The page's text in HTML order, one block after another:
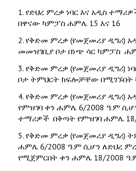
1. የድህረ ምረቃ ነባር እና አዲስ
በዋናው ካምፓስ ሐምሌ 15 እና 16
2. የቅድመ ምረቃ (የመጀመሪያ ዲግሪ)
መመዝገቢያ ቦታ በነጭ ሳር ካምፓስ
3. የቅድመ ምረቃ (የመጀመሪያ ዲግሪ)
ቦታ ትምህርት ክፍሎቻቸው በሚገኙበት
4. የቅድመ ምረቃ (የመጀመሪያ ዲግሪ)
የምዝገባ ቀን ሐምሌ 6/2008 ዓ.ም
ተማሪዎች በቅጣት የምዝገባ ሐምሌ
5. የቅድመ ምረቃ (የመጀመሪያ ዲግሪ)
ሐምሌ 6/2008 ዓ.ም ሲሆን ለድህረ
የሚጀምርበት ቀን ሐምሌ 18/2008